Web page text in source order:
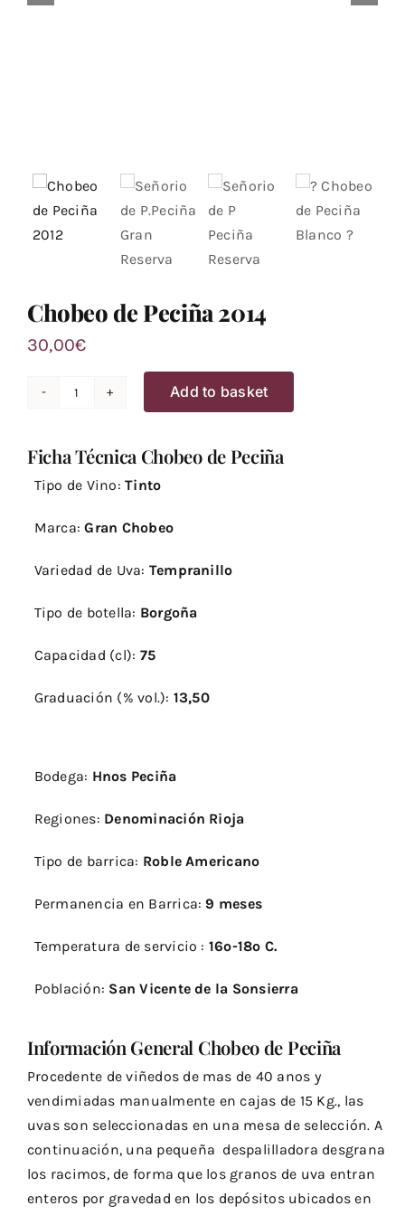
Chobeo de Peciña 2014
30,00€
Peciña
2014
Add to basket
Ficha Técnica Chobeo de Peciña
Tipo de Vino:Tinto
Marca: Gran Chobeo
Variedad de Uva: Tempranillo
Tipo de botella: Borgoña
Capacidad (cl): 75
Graduación (% vol.): 13,50
Bodega: Hnos Peciña
Regiones: Denominación Rioja
Tipo de barrica: Roble Americano
Permanencia en Barrica: 9 meses
Temperatura de servicio : 16º-18º C.
Población: San Vicente de la Sonsierra
Información General Chobeo de Peciña
Procedente de viñedos de mas de 40 anos y
vendimiadas manualmente en cajas de 15 Kg., las
uvas son seleccionadas en una mesa de selección. A
continuación, una pequeña despalilladora desgrana
los racimos, de forma que los granos de uva entran
enteros por gravedad en los depósitos ubicados en